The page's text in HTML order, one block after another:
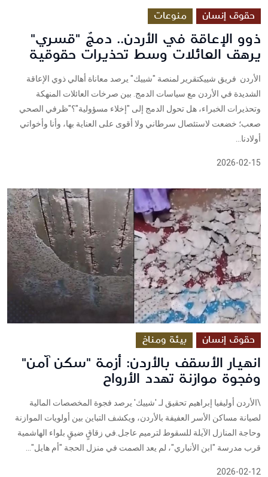
حقوق إنسان منوعات
ذوو الإعاقة في الأردن.. دمجٌ "قسري"
يرهق العائلات وسط تحذيرات حقوقية
الأردن فريق شييكتقرير لمنصة "شييك" يرصد معاناة أهالي ذوي الإعاقة
الشديدة في الأردن مع سياسات الدمج. بين صرخات العائلات المنهكة
وتحذيرات الخبراء، هل تحول الدمج إلى "إخلاء مسؤولية"؟"ظرفي الصحي
صعب؛ خضعت لاستئصال سرطاني ولا أقوى على العناية بها، وأنا وأخواتي
أولادنا...
2026-02-15
حقوق إنسان بيئة ومناخ
انهيار الأسقف بالأردن: أزمة "سكن آمن"
وفجوة موازنة تهدد الأرواح
\الأردن أوليفيا إبراهيم تحقيق لـ 'شييك' يرصد فجوة المخصصات المالية
لصيانة مساكن الأسر العفيفة بالأردن، ويكشف التباين بين أولويات الموازنة
وحاجة المنازل الآيلة للسقوط لترميم عاجل.في زقاقٍ ضيقٍ بلواء الهاشمية
قرب مدرسة "ابن الأنباري"، لم يعد الصمت في منزل الحجة "أم هايل"...
2026-02-12